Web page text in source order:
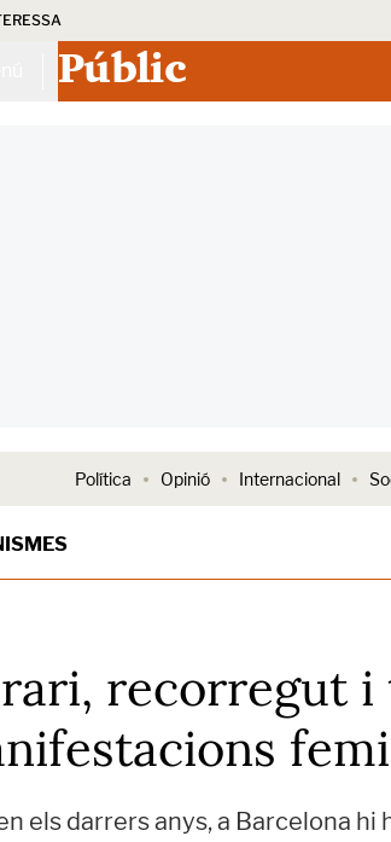
Públic
Política Opinió Internacional
recorregut i
els darrers anys, a Barcelona